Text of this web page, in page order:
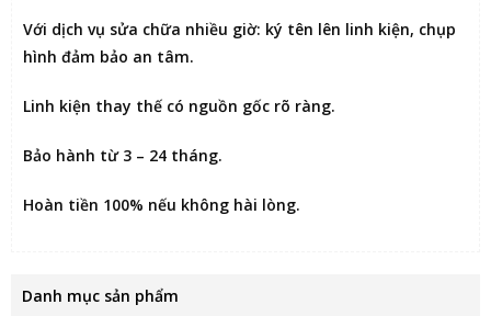
Với dịch vụ sửa chữa nhiều giờ: ký tên lên linh kiện, chụp
hình đảm bảo an tâm.
Linh kiện thay thế có nguồn gốc rõ ràng.
Bảo hành từ 3 – 24 tháng.
Hoàn tiền 100% nếu không hài lòng.
Danh mục sản phẩm